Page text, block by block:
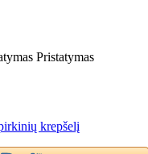
Pristatymas
krepšelį